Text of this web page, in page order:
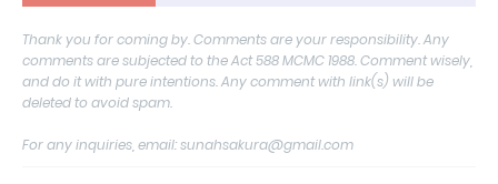
Thank you for coming by. Comments are your responsibility. Any
comments are subjected to the Act 588 MCMC 1988. Comment wisely,
and do it with pure intentions. Any comment with link(s) will be
deleted to avoid spam.
For any inquiries, email: sunahsakura@gmail.com